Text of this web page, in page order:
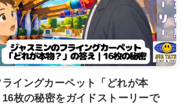
イングカーペット「どれが本
枚の秘密をガイドストーリーで